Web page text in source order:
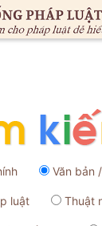
Văn bản
luật Thuật